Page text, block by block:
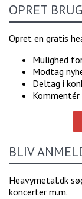
OPRET
Opret en gratis
Mulighed
Modtag
Deltag i
BLIV
Heavymetal.dk
koncerter m.m.